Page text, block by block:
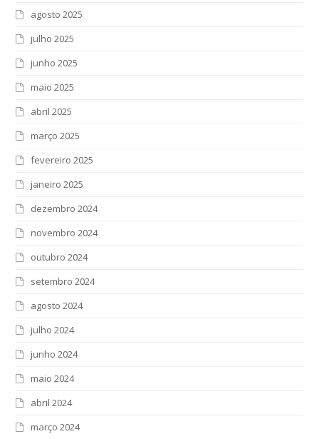
agosto 2025
julho 2025
junho 2025
maio 2025
abril 2025
março 2025
fevereiro 2025
janeiro 2025
dezembro 2024
novembro 2024
outubro 2024
setembro 2024
agosto 2024
julho 2024
junho 2024
maio 2024
abril 2024
março 2024